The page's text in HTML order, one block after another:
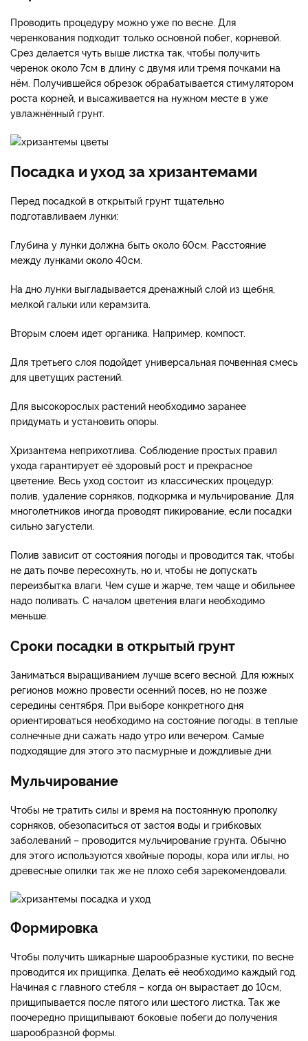
Проводить процедуру можно уже по весне. Для
черенкования подходит только основной побег, корневой.
Срез делается чуть выше листка так, чтобы получить
черенок около 7см в длину с двумя или тремя почками на
нём. Получившейся обрезок обрабатывается стимулятором
роста корней, и высаживается на нужном месте в уже
увлажнённый грунт.
Посадка и уход за хризантемами
Перед посадкой в открытый грунт тщательно
подготавливаем лунки:
Глубина у лунки должна быть около 60см. Расстояние
между лунками около 40см.
На дно лунки выгладывается дренажный слой из щебня,
мелкой гальки или керамзита.
Вторым слоем идет органика. Например, компост.
Для третьего слоя подойдет универсальная почвенная смесь
для цветущих растений.
Для высокорослых растений необходимо заранее
придумать и установить опоры.
Хризантема неприхотлива. Соблюдение простых правил
ухода гарантирует её здоровый рост и прекрасное
цветение. Весь уход состоит из классических процедур:
полив, удаление сорняков, подкормка и мульчирование. Для
многолетников иногда проводят пикирование, если посадки
сильно загустели.
Полив зависит от состояния погоды и проводится так, чтобы
не дать почве пересохнуть, но и, чтобы не допускать
переизбытка влаги. Чем суше и жарче, тем чаще и обильнее
надо поливать. С началом цветения влаги необходимо
меньше.
Сроки посадки в открытый грунт
Заниматься выращиванием лучше всего весной. Для южных
регионов можно провести осенний посев, но не позже
середины сентября. При выборе конкретного дня
ориентироваться необходимо на состояние погоды: в теплые
солнечные дни сажать надо утро или вечером. Самые
подходящие для этого это пасмурные и дождливые дни.
Мульчирование
Чтобы не тратить силы и время на постоянную прополку
сорняков, обезопаситься от застоя воды и грибковых
заболеваний – проводится мульчирование грунта. Обычно
для этого используются хвойные породы, кора или иглы, но
древесные опилки так же не плохо себя зарекомендовали.
Формировка
Чтобы получить шикарные шарообразные кустики, по весне
проводится их прищипка. Делать её необходимо каждый год.
Начиная с главного стебля – когда он вырастает до 10см,
прищипывается после пятого или шестого листка. Так же
поочередно прищипывают боковые побеги до получения
шарообразной формы.